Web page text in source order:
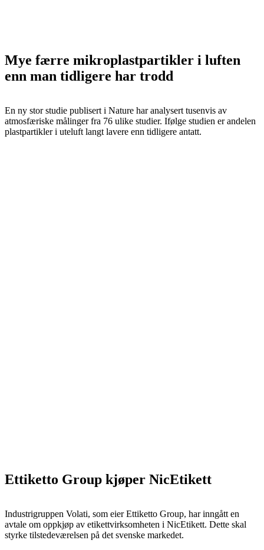
Mye færre mikroplastpartikler i luften
enn man tidligere har trodd
En ny stor studie publisert i Nature har analysert tusenvis av
atmosfæriske målinger fra 76 ulike studier. Ifølge studien er andelen
plastpartikler i uteluft langt lavere enn tidligere antatt.
Ettiketto Group kjøper NicEtikett
Industrigruppen Volati, som eier Ettiketto Group, har inngått en
avtale om oppkjøp av etikettvirksomheten i NicEtikett. Dette skal
styrke tilstedeværelsen på det svenske markedet.